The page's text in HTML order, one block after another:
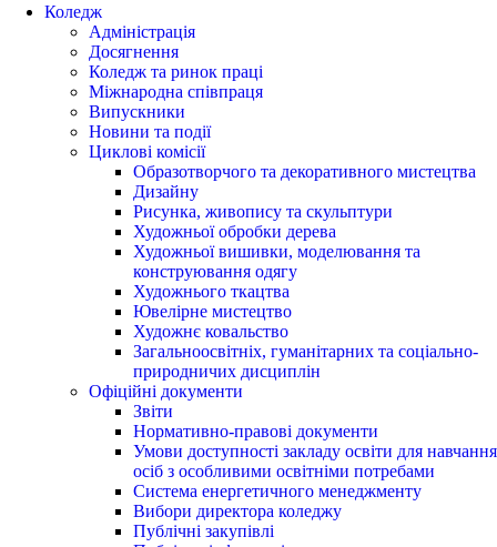
Коледж
Адміністрація
Досягнення
Коледж та ринок праці
Міжнародна співпраця
Випускники
Новини та події
Циклові комісії
Образотворчого та декоративного мистецтва
Дизайну
Рисунка, живопису та скульптури
Художньої обробки дерева
Художньої вишивки, моделювання та
конструювання одягу
Художнього ткацтва
Ювелірне мистецтво
Художнє ковальство
Загальноосвітніх, гуманітарних та соціально-
природничих дисциплін
Офіційні документи
Звіти
Нормативно-правові документи
Умови доступності закладу освіти для навчання
осіб з особливими освітніми потребами
Система енергетичного менеджменту
Вибори директора коледжу
Публічні закупівлі